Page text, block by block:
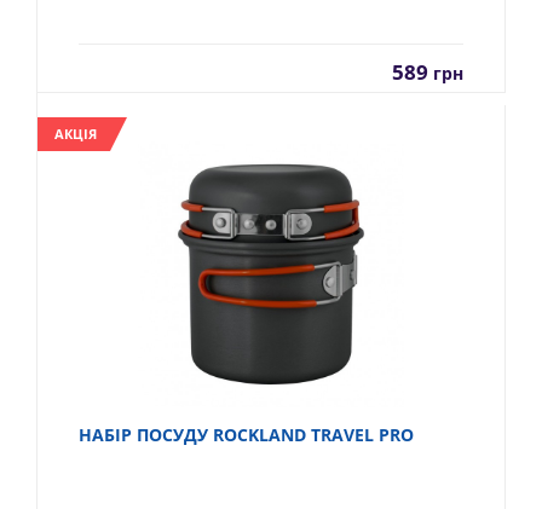
589 грн
АКЦІЯ
НАБІР ПОСУДУ ROCKLAND TRAVEL PRO